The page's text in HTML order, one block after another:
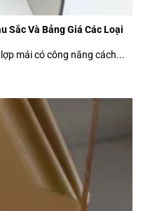
Sắc Và Bảng Giá Các Loại
mái có công năng cách...